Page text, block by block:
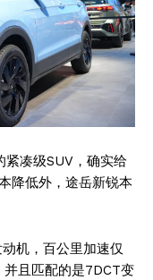
紧凑级SUV，确实给
降低外，途岳新锐本
机，百公里加速仅
且匹配的是7DCT变